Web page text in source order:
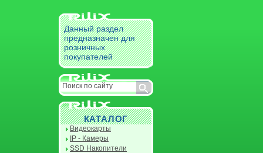
Данный раздел
предназначен для
розничных
покупателей
КАТАЛОГ
Видеокарты
IP - Камеры
SSD Накопители